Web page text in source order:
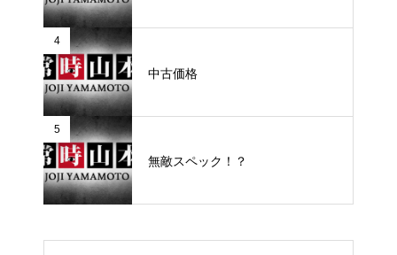
4
中古価格
5
無敵スペック！？